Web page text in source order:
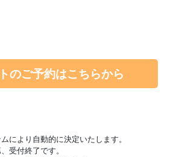
のご予約はこちらから
により自動的に決定いたします。
受付終了です。